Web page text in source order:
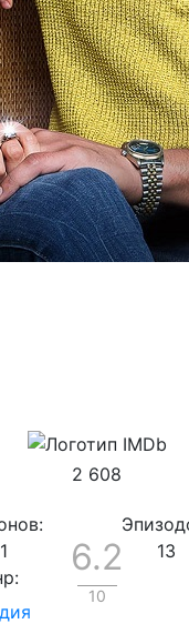
6.2
10
2 608
1
13